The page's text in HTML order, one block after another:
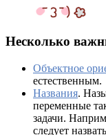
Несколько
Объектное
естественным.
Названия.
переменные
задачи.
следует